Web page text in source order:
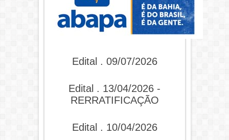
Edital . 09/07/2026
Edital . 13/04/2026 -
RERRATIFICAÇÃO
Edital . 10/04/2026